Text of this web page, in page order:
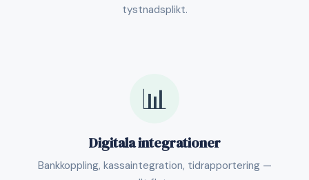
tystnadsplikt.
📊
Digitala integrationer
Bankkoppling, kassaintegration, tidrapportering —